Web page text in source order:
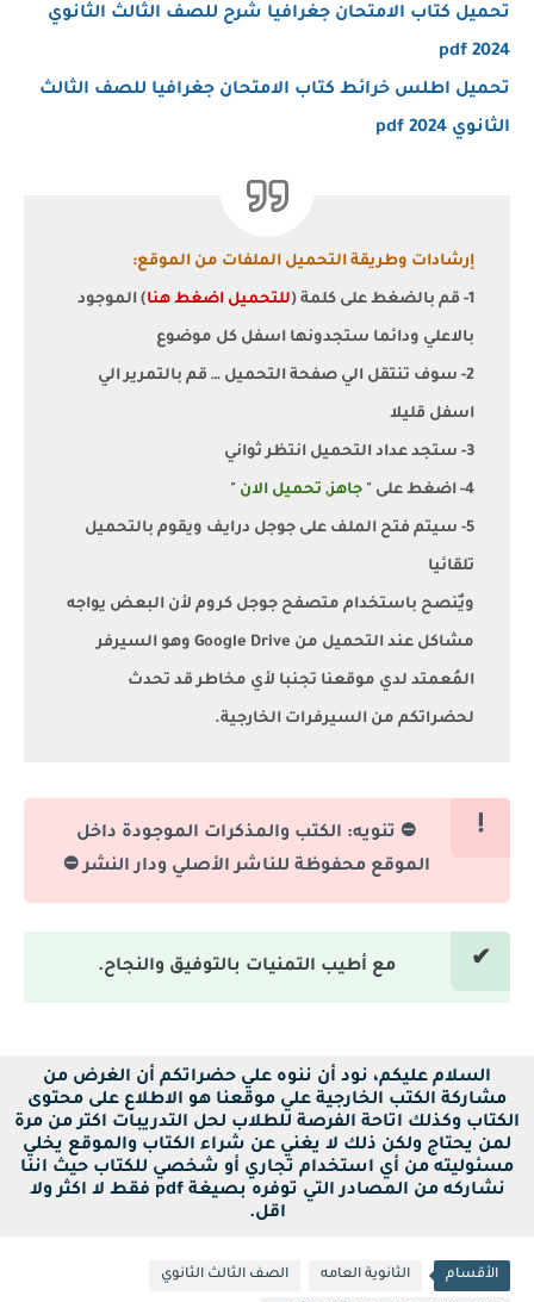
تحميل كتاب الامتحان جغرافيا شرح للصف الثالث الثانوي
2024 pdf
تحميل اطلس خرائط كتاب الامتحان جغرافيا للصف الثالث
الثانوي 2024 pdf
إرشادات وطريقة التحميل الملفات من الموقع:
1- قم بالضغط على كلمة ( للتحميل اضغط هنا) الموجود
بالاعلي ودائما ستجدونها اسفل كل موضوع
2- سوف تنتقل الي صفحة التحميل … قم بالتمرير الي
اسفل قليلا
3- ستجد عداد التحميل انتظر ثواني
4- اضغط على " جاهز, تحميل الان "
5- سيتم فتح الملف على جوجل درايف ويقوم بالتحميل
تلقائيا
ويٌنصح باستخدام متصفح جوجل كروم لأن البعض يواجه
مشاكل عند التحميل من Google Drive وهو السيرفر
المُعمتد لدي موقعنا تجنبا لأي مخاطر قد تحدث
لحضراتكم من السيرفرات الخارجية.
⛔ تنويه: الكتب والمذكرات الموجودة داخل
الموقع محفوظة للناشر الأصلي ودار النشر ⛔
مع أطيب التمنيات بالتوفيق والنجاح.
السلام عليكم، نود أن ننوه علي حضراتكم أن الغرض من
مشاركة الكتب الخارجية علي موقعنا هو الاطلاع على محتوى
الكتاب وكذلك اتاحة الفرصة للطلاب لحل التدريبات اكتر من مرة
لمن يحتاج ولكن ذلك لا يغني عن شراء الكتاب والموقع يخلي
مسئوليته من أي استخدام تجاري أو شخصي للكتاب حيث اننا
نشاركه من المصادر التي توفره بصيغة pdf فقط لا اكثر ولا
اقل.
الأقسام الثانوية العامه الصف الثالث الثانوي